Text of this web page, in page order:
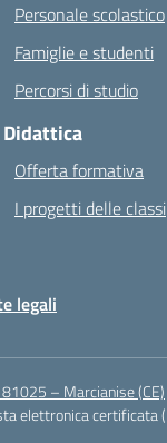
Personale scolastico
Famiglie e studenti
Percorsi di studio
Didattica
Offerta formativa
I progetti delle classi
legali
– Marcianise (CE)
elettronica certificata